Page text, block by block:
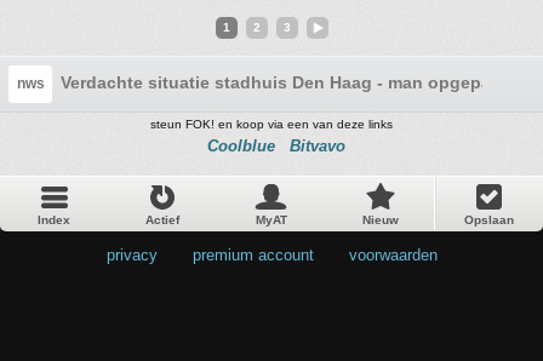
1 2 3
nws Verdachte situatie stadhuis Den Haag - man opgepakt
steun FOK! en koop via een van deze links
Coolblue Bitvavo
Index Actief MyAT Nieuw Opslaan
privacy premium account voorwaarden